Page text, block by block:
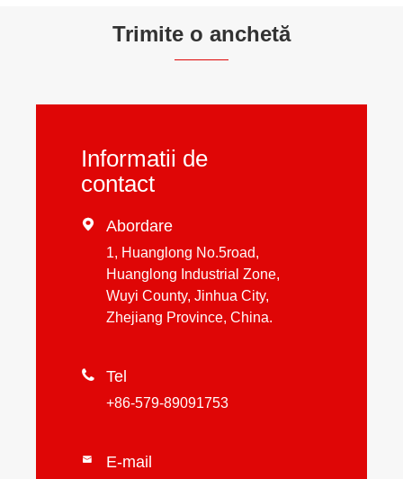
Trimite o anchetă
Informatii de
contact
 Abordare
1, Huanglong No.5road,
Huanglong Industrial Zone,
Wuyi County, Jinhua City,
Zhejiang Province, China.
 Tel
+86-579-89091753
 E-mail